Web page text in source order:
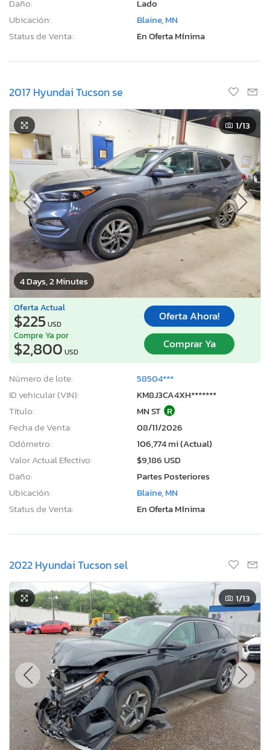
Daño:
Lado
Ubicación:
Blaine, MN
Status de Venta:
En Oferta Mínima
2017 Hyundai Tucson se
4 Days, 2 Minutes
1/13
Oferta Actual
$225USD
Oferta Ahora!
Compre Ya por
$2,800 USD
Comprar Ya
Número de lote:
58504***
ID vehicular (VIN):
KM8J3CA4XH*******
Título:
MN ST R
Fecha de Venta:
08/11/2026
Odómetro:
106,774 mi (Actual)
Valor Actual Efectivo:
$9,186 USD
Daño:
Partes Posteriores
Ubicación:
Blaine, MN
Status de Venta:
En Oferta Mínima
2022 Hyundai Tucson sel
1/13